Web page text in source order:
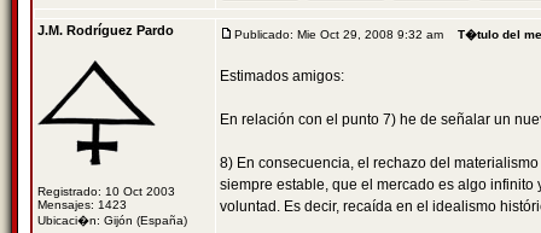
J.M. Rodríguez Pardo
Registrado: 10 Oct 2003
Mensajes: 1423
Ubicaci�n: Gijón (España)
Publicado: Mie Oct 29, 2008 9:32 am T�tulo del
Estimados amigos:
En relación con el punto 7) he de señalar un
8) En consecuencia, el rechazo del
siempre estable, que el mercado es algo
voluntad. Es decir, recaída en el idealismo